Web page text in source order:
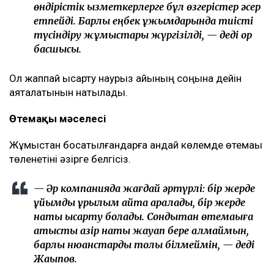
өндірістік қызметкерлерге бұл өзгерістер әсер
етпейді. Барлық еңбек ұжымдарында тиісті
түсіндіру жұмыстары жүргізілді, — деді қор
басшысы.
Ол жаппай қысқарту наурыз айының соңына дейін
аяқталатынын нақтылады.
Өтемақы мәселесі
Жұмыстан босатылғандарға қандай көлемде өтемақы
төленетіні әзірге белгісіз.
— Әр компанияда жағдай әртүрлі: бір жерде
ұйымдық құрылым қайта қаралады, бір жерде
нақты қысқарту болады. Сондықтан өтемақыға
қатысты қазір нақты жауап бере алмаймын,
барлық нюанстарды толық білмеймін, — деді
Жақыпов.